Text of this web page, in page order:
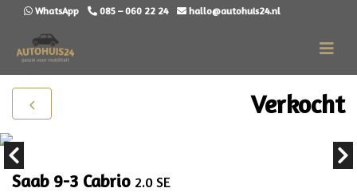
WhatsApp 085 – 060 22 24 hallo@autohuis24.nl
Verkocht
Saab 9-3 Cabrio 2.0 SE